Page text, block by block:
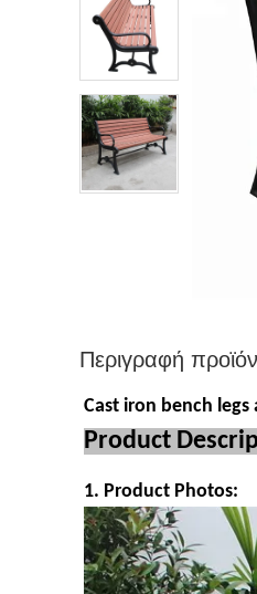
Περιγραφή
Cast iron bench
Product
1. Product Photos: